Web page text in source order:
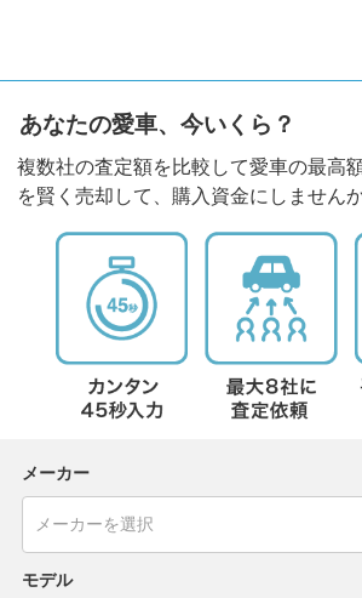
あなたの愛車、今いくら？
複数社の査定額を比較して愛車の最高
を賢く売却して、購入資金にしません
メーカー
モデル